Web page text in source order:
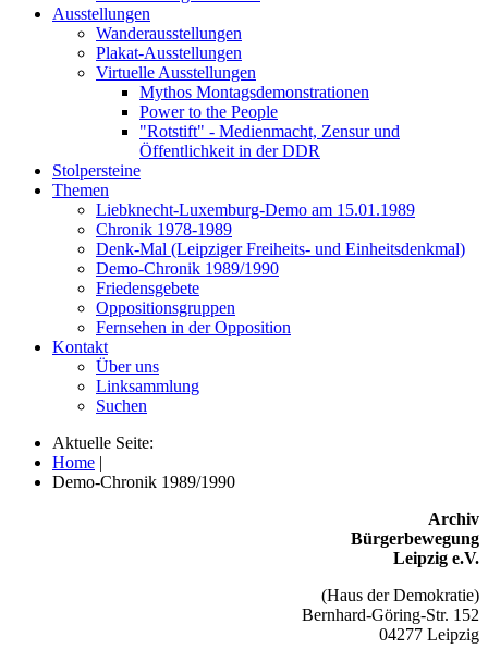
Ausstellungen
Wanderausstellungen
Plakat-Ausstellungen
Virtuelle Ausstellungen
Mythos Montagsdemonstrationen
Power to the People
"Rotstift" - Medienmacht, Zensur und
Öffentlichkeit in der DDR
Stolpersteine
Themen
Liebknecht-Luxemburg-Demo am 15.01.1989
Chronik 1978-1989
Denk-Mal (Leipziger Freiheits- und Einheitsdenkmal)
Demo-Chronik 1989/1990
Friedensgebete
Oppositionsgruppen
Fernsehen in der Opposition
Kontakt
Über uns
Linksammlung
Suchen
Aktuelle Seite:
Home |
Demo-Chronik 1989/1990
Archiv
Bürgerbewegung
Leipzig e.V.
(Haus der Demokratie)
Bernhard-Göring-Str. 152
04277 Leipzig